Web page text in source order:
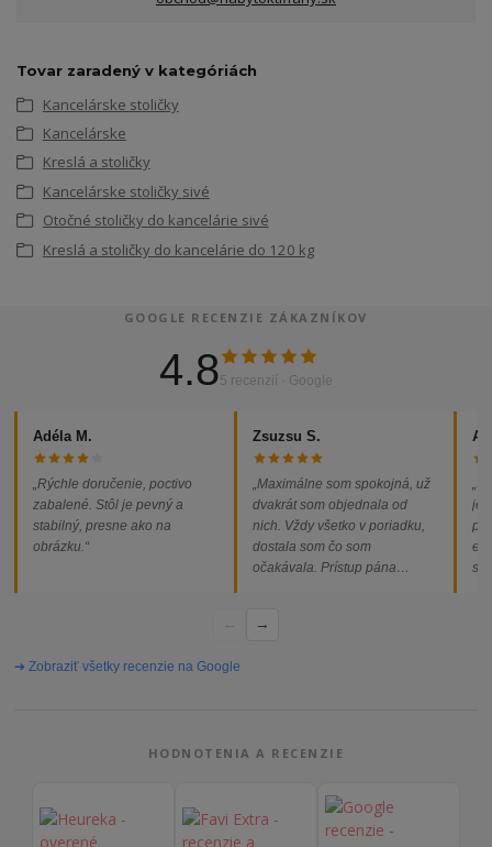
Tovar zaradený v kategóriách
Kancelárske stoličky
Kancelárske
Kreslá a stoličky
Kancelárske stoličky sivé
Otočné stoličky do kancelárie sivé
Kreslá a stoličky do kancelárie do 120 kg
GOOGLE RECENZIE ZÁKAZNÍKOV
4.85 recenzií · Google
Adéla M.
„Rýchle doručenie, poctivo
zabalené. Stôl je pevný a
stabilný, presne ako na
obrázku.“
Zsuzsu S.
„Maximálne som spokojná, už
dvakrát som objednala od
nich. Vždy všetko v poriadku,
dostala som čo som
očakávala. Prístup pána
problémov. Vrele odporúčam!“
→
➔ Zobraziť všetky recenzie na Google
HODNOTENIA A RECENZIE